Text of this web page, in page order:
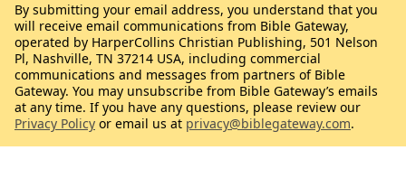
By submitting your email address, you understand that you
will receive email communications from Bible Gateway,
operated by HarperCollins Christian Publishing, 501 Nelson
Pl, Nashville, TN 37214 USA, including commercial
communications and messages from partners of Bible
Gateway. You may unsubscribe from Bible Gateway’s emails
at any time. If you have any questions, please review our
Privacy Policy or email us at privacy@biblegateway.com.